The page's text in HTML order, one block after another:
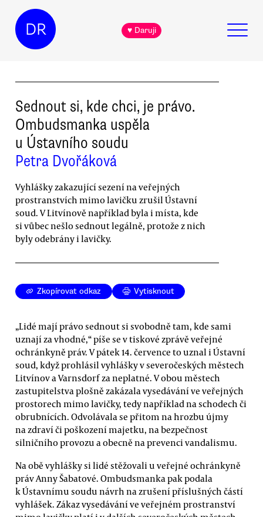
DR ♥ Daruji
Sednout si, kde chci, je právo.
Ombudsmanka uspěla
u Ústavního soudu
Petra Dvořáková
Vyhlášky zakazující sezení na veřejných
prostranstvích mimo lavičku zrušil Ústavní
soud. V Litvínově například byla i místa, kde
si vůbec nešlo sednout legálně, protože z nich
byly odebrány i lavičky.
Zkopírovat odkaz Vytisknout
„Lidé mají právo sednout si svobodně tam, kde sami
uznají za vhodné,“ píše se v tiskové zprávě veřejné
ochránkyně práv. V pátek 14. července to uznal i Ústavní
soud, když prohlásil vyhlášky v severočeských městech
Litvínov a Varnsdorf za neplatné. V obou městech
zastupitelstva plošně zakázala vysedávání ve veřejných
prostorech mimo lavičky, tedy například na schodech či
obrubnících. Odvolávala se přitom na hrozbu újmy
na zdraví či poškození majetku, na bezpečnost
silničního provozu a obecně na prevenci vandalismu.
Na obě vyhlášky si lidé stěžovali u veřejné ochránkyně
práv Anny Šabatové. Ombudsmanka pak podala
k Ústavnímu soudu návrh na zrušení příslušných částí
vyhlášek. Zákaz vysedávání ve veřejném prostranství